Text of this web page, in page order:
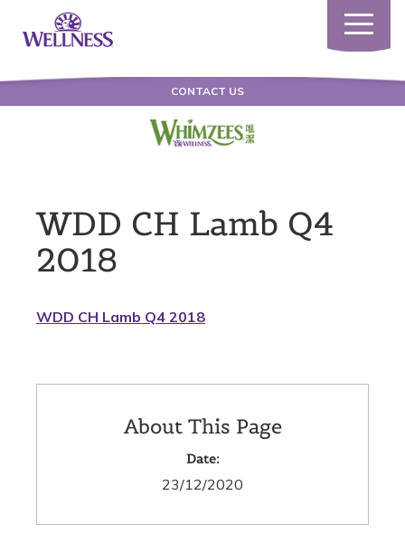
Toggle
CONTACT US
WDD CH Lamb Q4
2018
WDD CH Lamb Q4 2018
About This Page
Date:
23/12/2020